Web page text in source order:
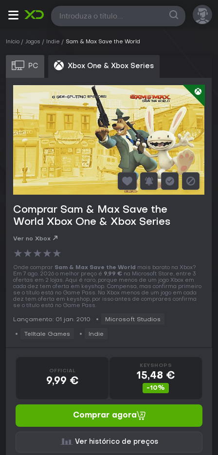
Todas
Início Jogos Indie Sam & Max Save the World
PC Xbox One & Xbox Series
Comprar Sam & Max Save the
World Xbox One & Xbox Series
Ver no Xbox
★★★★★
Onde comprar Sam & Max Save the World mais barato na Xbox?
Em 7 ago. 2026 o melhor preço é 9,99 € na Microsoft Store, entre 3
ofertas em 2 lojas. Aqui é raro, porque menos de um jogo Xbox em
cada dez tem oferta em keyshop. Compensa, mas confirma primeiro
se o título está no Game Pass. Na Xbox menos de um jogo em cada
dez tem oferta em keyshop, por isso antes de comprares confirma
se o título está no Game Pass.
Lançamento: 01 jan. 2010 Microsoft Studios
Telltale Games Indie
OFFICIAL
9,99 €
KEYSHOPS
15,48 €
-10%
Comprar agora
Ver histórico de preços